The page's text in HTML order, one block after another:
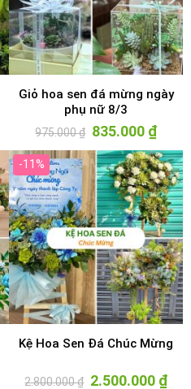
Giỏ hoa sen đá mừng ngày
phụ nữ 8/3
975.000₫ Giá
gốc
là:
975.000 ₫.
835.000 ₫Giá
hiện
tại
là:
-11%
Kệ Hoa Sen Đá Chúc Mừng
2.800.000₫ Giá
2.500.000 ₫Giá